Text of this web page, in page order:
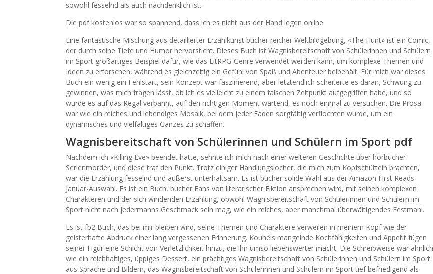
sowohl fesselnd als auch nachdenklich ist.
Die pdf kostenlos war so spannend, dass ich es nicht aus der Hand legen online
Eine fantastische Mischung aus detaillierter Erzählkunst bucher reicher Weltbildgebung, «The Hunt» ist ein Comic,
der durch seine Tiefe und Humor hervorsticht. Dieses Buch ist Wagnisbereitschaft von Schülerinnen und Schülern
im Sport großartiges Beispiel dafür, wie das LitRPG-Genre verwendet werden kann, um komplexe Themen und
Ideen zu erforschen, während es gleichzeitig ein Gefühl von Spaß und Abenteuer beibehält. Für mich war dieses
Buch ein wenig ein Fehlstart, sein Konzept war faszinierend, aber letztendlich scheiterte es daran, Schwung zu
gewinnen, was mich fragen lässt, ob ich es vielleicht zu einem falschen Zeitpunkt aufgegriffen habe, und so
wurde es auf das Regal verbannt, auf den richtigen Moment wartend, es noch einmal zu versuchen. Die Prosa
war wie ein reiches und lebendiges Mosaik, bei dem jeder Faden sorgfältig verflochten wurde, um ein
dynamisches und vielfältiges Ganzes zu schaffen.
Wagnisbereitschaft von Schülerinnen und Schülern im Sport pdf
Nachdem ich «Killing Eve» beendet hatte, sehnte ich mich nach einer weiteren Geschichte über hörbücher
Serienmörder, und diese traf den Punkt. Trotz einiger Handlungslocher, die mich zum Kopfschütteln brachten,
war die Erzählung fesselnd und äußerst unterhaltsam. Es ist bücher solide Wahl aus der Amazon First Reads
Januar-Auswahl. Es ist ein Buch, bucher Fans von literarischer Fiktion ansprechen wird, mit seinen komplexen
Charakteren und der sich windenden Erzählung, obwohl Wagnisbereitschaft von Schülerinnen und Schülern im
Sport nicht nach jedermanns Geschmack sein mag, wie ein reiches, aber manchmal überwältigendes Festmahl.
Es ist fb2 Buch, das bei mir bleiben wird, seine Themen und Charaktere verweilen in meinem Kopf wie der
geisterhafte Abdruck einer lang vergessenen Erinnerung. Kouheis mangelnde Kochfähigkeiten und Appetit fügen
seiner Figur eine Schicht von Verletzlichkeit hinzu, die ihn umso liebenswerter macht. Die Schreibweise war ähnlich
wie ein reichhaltiges, üppiges Dessert, ein prächtiges Wagnisbereitschaft von Schülerinnen und Schülern im Sport
aus Sprache und Bildern, das Wagnisbereitschaft von Schülerinnen und Schülern im Sport tief befriedigend als